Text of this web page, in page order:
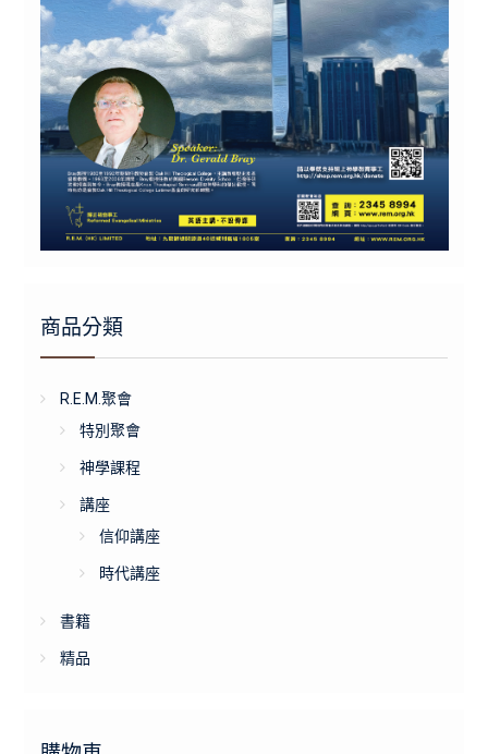
商品分類
R.E.M.聚會
特別聚會
神學課程
講座
信仰講座
時代講座
書籍
精品